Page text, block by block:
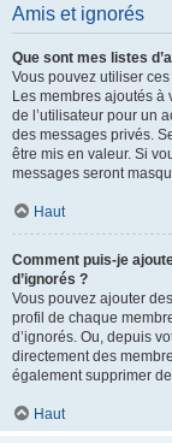
Amis et ignorés
Que sont mes listes
Vous pouvez utiliser
Les membres ajoutés à
de l’utilisateur pour un
des messages privés.
être mis en valeur. Si
messages seront
Haut
Comment puis-je
d’ignorés ?
Vous pouvez ajouter
profil de chaque
d’ignorés. Ou, depuis
directement des
également supprimer
Haut